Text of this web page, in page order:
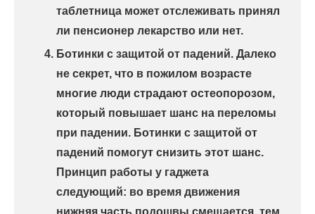
таблетница может отслеживать принял
ли пенсионер лекарство или нет.
Ботинки с защитой от падений. Далеко
не секрет, что в пожилом возрасте
многие люди страдают остеопорозом,
который повышает шанс на переломы
при падении. Ботинки с защитой от
падений помогут снизить этот шанс.
Принцип работы у гаджета
следующий: во время движения
нижняя часть подошвы смещается, тем